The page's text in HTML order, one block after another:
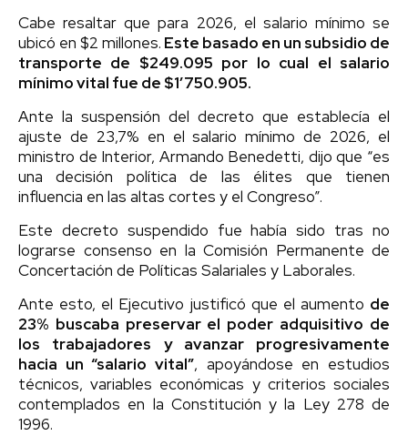
Cabe resaltar que para 2026, el salario mínimo se
ubicó en $2 millones. Este basado en un subsidio de
transporte de $249.095 por lo cual el salario
mínimo vital fue de $1’750.905.
Ante la suspensión del decreto que establecía el
ajuste de 23,7% en el salario mínimo de 2026, el
ministro de Interior, Armando Benedetti, dijo que “es
una decisión política de las élites que tienen
influencia en las altas cortes y el Congreso”.
Este decreto suspendido fue había sido tras no
lograrse consenso en la Comisión Permanente de
Concertación de Políticas Salariales y Laborales.
Ante esto, el Ejecutivo justificó que el aumento de
23% buscaba preservar el poder adquisitivo de
los trabajadores y avanzar progresivamente
hacia un “salario vital”, apoyándose en estudios
técnicos, variables económicas y criterios sociales
contemplados en la Constitución y la Ley 278 de
1996.